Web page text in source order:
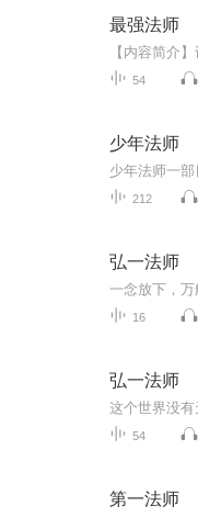
最强法师
54
少年法师
212
弘一法师
16
弘一法师
54
第一法师